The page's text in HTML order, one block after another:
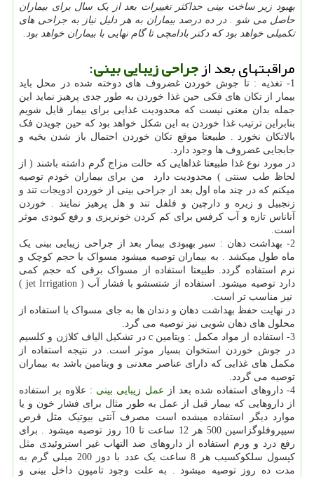
بهبود زیر ساخت بینی حداکثر تغییرات بعد از یک سال برای بیماران
حاصل می شو . در ده درصد بیماران به هر دلیل نیاز به جراحی های
تکمیلی خواهد بود که دکتر بادامچی تا گام نهایی با بیماران خواهد بود.
مراقبتهای بعد ازجراحی زیبایی بینی:
1- تغذیه : تا جوش خوردن غضروف های دوخته شده در محل باید
بیمار از تکان های فکی حین غذا خوردن به طور جدی پرهیز نماید این
جمله بدان معنی نیست که محدودیت غذایی برای بیمار قایل شویم
بنابراین ترتیب غذا خوردن به این شکل خواهد بود که حین جویدن فک
بالاتکان نخورد . طبیعتا موقع تکان خوردن احتمال باز شدن بخیه و
جابجایی غضروف ها وجود دارد.
در مورد نوع غذا طبیعتا غذاهایی که حالت مزاج گرم داشته باشند ( از
لحاظ طب سنتی ) محدودیت دارد من برای بیماران خودم توصیه
میکنم که در چند ماه اول بعد از جراحی بینی از خوردن ادویجات تند و
زنجبیل و زیره و دارچین و فلفل تند و هل پرهیز نمایند . خوردن
آناناس تازه و آب کرفس برای کم کردن خونریزی و رفع کبودی موثر
است.
2- بهداشت دهان : سیر بهبودی بیمار بعد از جراحی زیبایی بینی یک
ماه طول میکشد . به بیماران توصیه میشود مسواک با حجم کوچک و
نرم استفاده گردد. طبیعتا استفاده از مسواک برقی که حجم کمی
دارد توصیه میشود. استفاده از شتسشو با فشار آب ( jet Irrigation
)
نیز مناسب تر است.
در نهایت حفظ بهداشت دهان و دندان ها به جای مسواک با استفاده از
محلول های دهان شویی نیز توصیه می گرد.
3- استفاده از مواد مکمل : ویتامین
c در تشکیل الیاف کلاژن و کلسیم
در جوش خوردن استخوان بسیار موثر است. در نتیجه استفاده از
مکمل های غذایی که دارای عناصر معدنی و ویتامین باشد به بیماران
توصیه می گردد.
4- داروهای استفاده شده بعد از
عمل زیبایی بینی : علاوه بر استفاده
از داروهایی که بیمار قبل از عمل به طور مثال برای فشار خون و یا
موارد دیگر استفاده میشده است مصرف آنتی بیوتیک مثل قرص
سیپروفلوگزاسین 500 هر 12 ساعت تا 10 روز توصیه میشود . برای
رفع درد و ورم استفاده از داروهای ضد التهاب غیر استروئیدی مثل
کپسول سلکوکسیب هر 8 ساعت یک عدد با دوز 200 میلی گرم به
مدت ده روز توصیه میشود . به علت وجود تامپون داخل بینی و